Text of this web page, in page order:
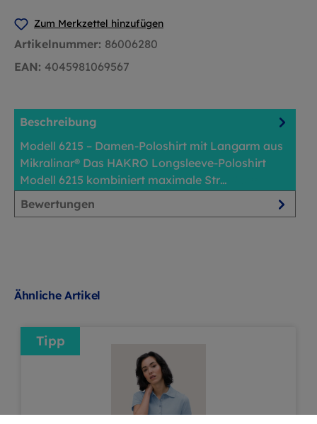
Zum Merkzettel hinzufügen
Artikelnummer: 86006280
EAN: 4045981069567
Beschreibung
Modell 6215 – Damen-Poloshirt mit Langarm aus
Mikralinar® Das HAKRO Longsleeve-Poloshirt
Modell 6215 kombiniert maximale Str…
Bewertungen
Ähnliche Artikel
Tipp